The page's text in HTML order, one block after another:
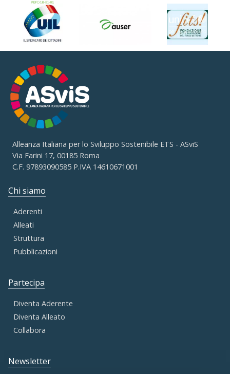
Alleanza Italiana per lo Sviluppo Sostenibile ETS - ASviS
Via Farini 17, 00185 Roma
C.F. 97893090585 P.IVA 14610671001
Chi siamo
Aderenti
Alleati
Struttura
Pubblicazioni
Partecipa
Diventa Aderente
Diventa Alleato
Collabora
Newsletter